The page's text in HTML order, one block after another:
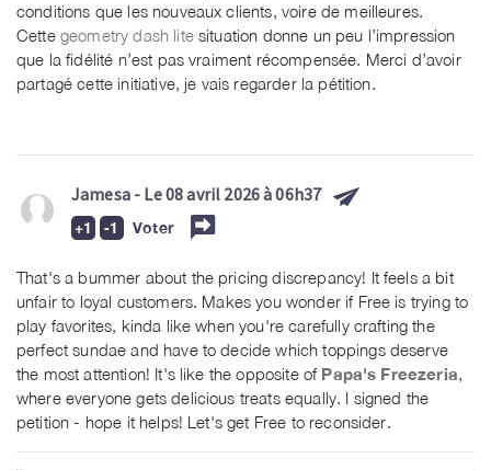
conditions que les nouveaux clients, voire de meilleures.
Cette geometry dash litesituation donne un peu l’impression
que la fidélité n’est pas vraiment récompensée. Merci d’avoir
partagé cette initiative, je vais regarder la pétition.
Jamesa- Le 08 avril 2026 à 06h37
Voter
That's a bummer about the pricing discrepancy! It feels a bit
unfair to loyal customers. Makes you wonder if Free is trying to
play favorites, kinda like when you're carefully crafting the
perfect sundae and have to decide which toppings deserve
the most attention! It's like the opposite of Papa's Freezeria,
where everyone gets delicious treats equally. I signed the
petition - hope it helps! Let's get Free to reconsider.